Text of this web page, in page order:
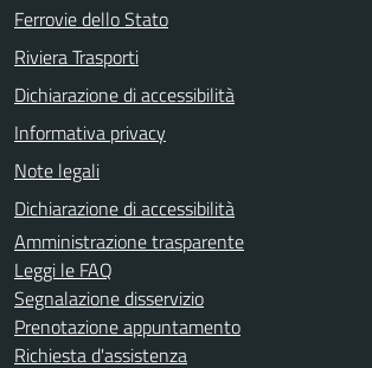
Ferrovie dello Stato
Riviera Trasporti
Dichiarazione di accessibilità
Informativa privacy
Note legali
Dichiarazione di accessibilità
Amministrazione trasparente
Leggi le FAQ
Segnalazione disservizio
Prenotazione appuntamento
Richiesta d'assistenza